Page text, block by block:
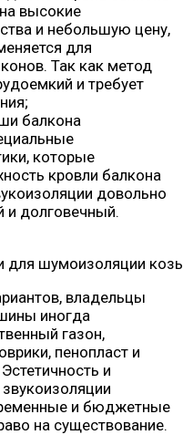
высокие
и небольшую цену,
для
Так как метод
и требует
которые
кровли балкона
довольно
и долговечный.
для шумоизоляции
владельцы
иногда
газон,
пенопласт и
и
и бюджетные
на существование.